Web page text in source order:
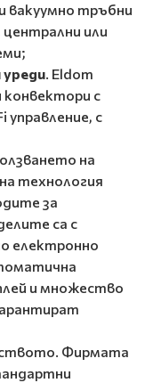
вакуумно тръбни
централни или
. Eldom
конвектори с
с
на
технология
за
са с
електронно
и множество
Фирмата